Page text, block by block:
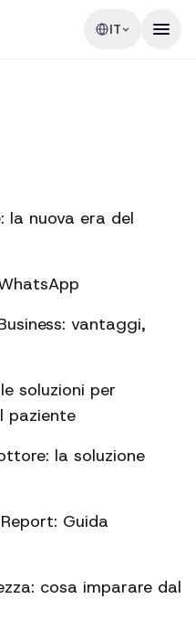
IT
la nuova era del
vantaggi,
soluzioni per
paziente
la soluzione
Guida
cosa imparare dal